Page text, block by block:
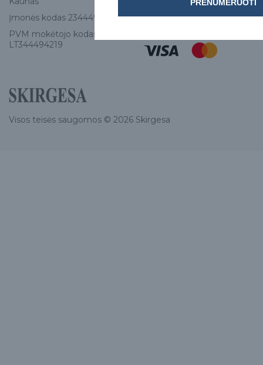
Įmonės kodas 234449420
PVM mokėtojo kodas
LT344494219
info@e-skirgesa.lt
Visos teisės saugomos © 2026 Skirgesa
PRENUMERUOTI